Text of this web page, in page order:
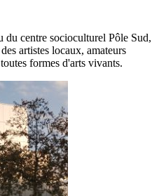
du centre socioculturel Pôle Sud,
artistes locaux, amateurs
formes d'arts vivants.